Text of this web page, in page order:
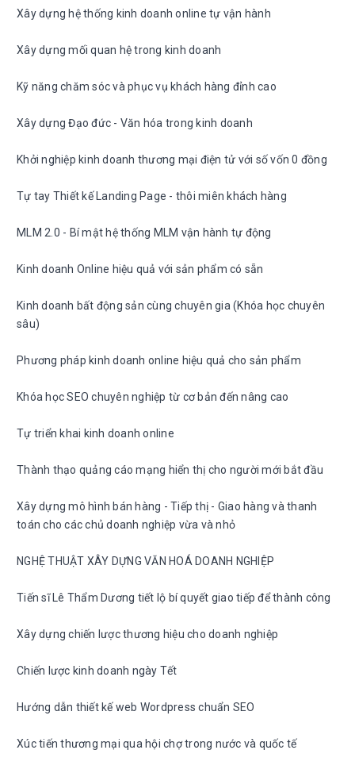
Xây dựng hệ thống kinh doanh online tự vận hành
Xây dựng mối quan hệ trong kinh doanh
Kỹ năng chăm sóc và phục vụ khách hàng đỉnh cao
Xây dựng Đạo đức - Văn hóa trong kinh doanh
Khởi nghiệp kinh doanh thương mại điện tử với số vốn 0 đồng
Tự tay Thiết kế Landing Page - thôi miên khách hàng
MLM 2.0 - Bí mật hệ thống MLM vận hành tự động
Kinh doanh Online hiệu quả với sản phẩm có sẵn
Kinh doanh bất động sản cùng chuyên gia (Khóa học chuyên
sâu)
Phương pháp kinh doanh online hiệu quả cho sản phẩm
Khóa học SEO chuyên nghiệp từ cơ bản đến nâng cao
Tự triển khai kinh doanh online
Thành thạo quảng cáo mạng hiển thị cho người mới bắt đầu
Xây dựng mô hình bán hàng - Tiếp thị - Giao hàng và thanh
toán cho các chủ doanh nghiệp vừa và nhỏ
NGHỆ THUẬT XÂY DỰNG VĂN HOÁ DOANH NGHIỆP
Tiến sĩ Lê Thẩm Dương tiết lộ bí quyết giao tiếp để thành công
Xây dựng chiến lược thương hiệu cho doanh nghiệp
Chiến lược kinh doanh ngày Tết
Hướng dẫn thiết kế web Wordpress chuẩn SEO
Xúc tiến thương mại qua hội chợ trong nước và quốc tế